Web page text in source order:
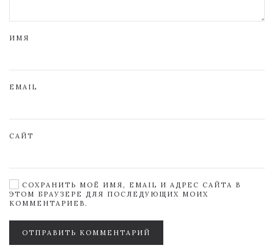
ИМЯ
EMAIL
САЙТ
СОХРАНИТЬ МОЁ ИМЯ, EMAIL И АДРЕС САЙТА В
ЭТОМ БРАУЗЕРЕ ДЛЯ ПОСЛЕДУЮЩИХ МОИХ
КОММЕНТАРИЕВ.
ОТПРАВИТЬ КОММЕНТАРИЙ